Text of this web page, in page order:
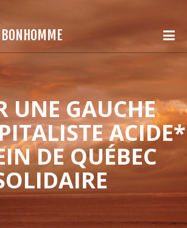
UNE GAUCHE
ACIDE*
DE QUÉBEC